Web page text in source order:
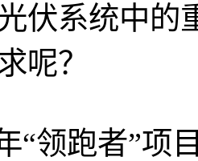
伏系统中的
呢？
跑者”项